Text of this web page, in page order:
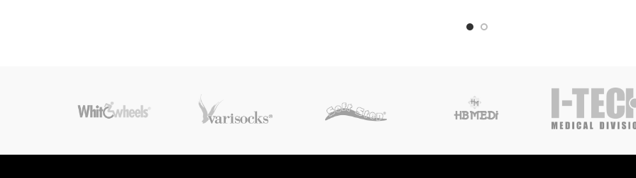
pour cette tenue essentielle qui reflète
votre professionnalisme avec une
tunique médicale bleu électrique
maintenant!